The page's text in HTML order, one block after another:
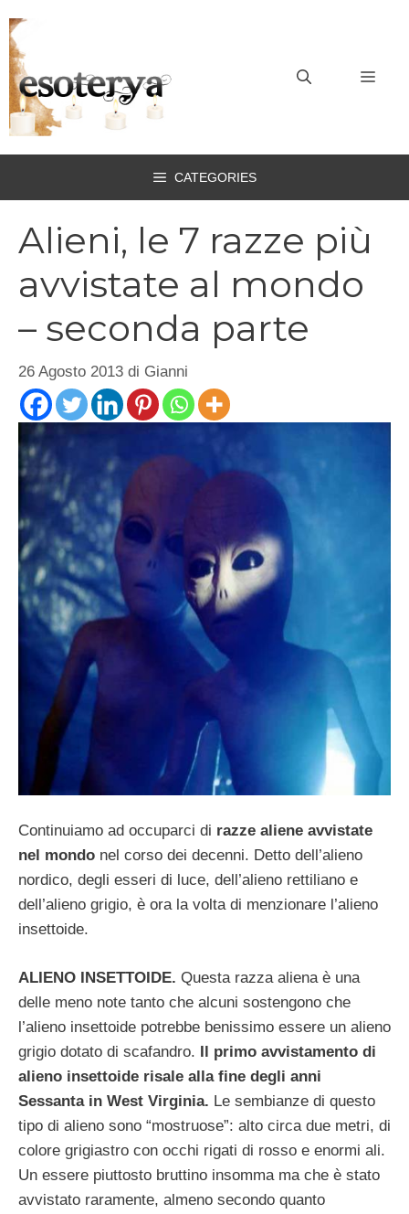
al
contenuto
CATEGORIES
Alieni, le 7 razze più
avvistate al mondo
– seconda parte
26 Agosto 2013 di Gianni
Continuiamo ad occuparci di razze aliene avvistate
nel mondo nel corso dei decenni. Detto dell’alieno
nordico, degli esseri di luce, dell’alieno rettiliano e
dell’alieno grigio, è ora la volta di menzionare l’alieno
insettoide.
ALIENO INSETTOIDE. Questa razza aliena è una
delle meno note tanto che alcuni sostengono che
l’alieno insettoide potrebbe benissimo essere un alieno
grigio dotato di scafandro. Il primo avvistamento di
alieno insettoide risale alla fine degli anni
Sessanta in West Virginia. Le sembianze di questo
tipo di alieno sono “mostruose”: alto circa due metri, di
colore grigiastro con occhi rigati di rosso e enormi ali.
Un essere piuttosto bruttino insomma ma che è stato
avvistato raramente, almeno secondo quanto